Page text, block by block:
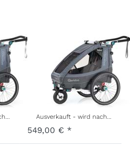
Limited
Edition Blau
Grau
Q-SR1-21-LBG
Ausverkauft - wird nachgeliefert, sobald wieder auf Lager.
549,00 € *